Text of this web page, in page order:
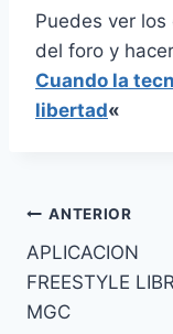
Puedes ver
del foro y
Cuando la
libertad«
de
entradas
ANTERIOR
APLICACION
FREESTYLE
MGC